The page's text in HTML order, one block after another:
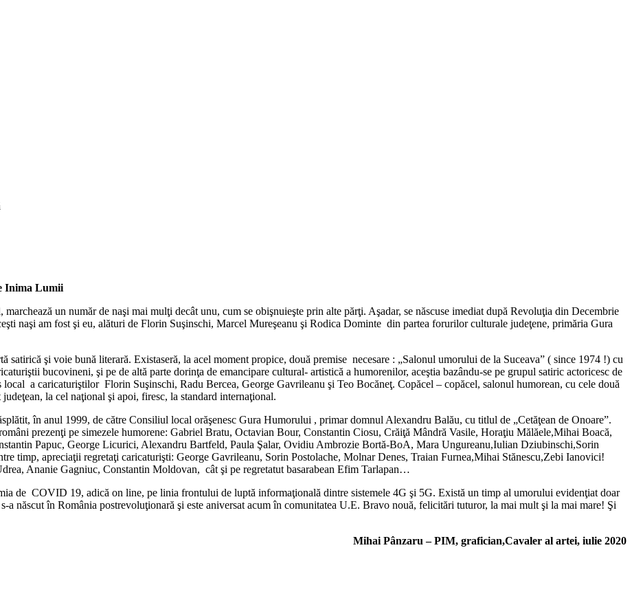
Inima Lumii
un număr de naşi mai mulţi decât unu, cum se obişnuieşte prin alte părţi. Aşadar, se născuse imediat după Revoluţia din Decembrie
naşi am fost şi eu, alături de Florin Suşinschi, Marcel Mureşeanu şi Rodica Dominte din partea forurilor culturale judeţene, primăria Gura
satirică şi voie bună literară. Existaseră, la acel moment propice, două premise necesare : „Salonul umorului de la Suceava” ( since 1974 !) cu
bucovineni, şi pe de altă parte dorinţa de emancipare cultural- artistică a humorenilor, aceştia bazându-se pe grupul satiric actoricesc de
a caricaturiştilor Florin Suşinschi, Radu Bercea, George Gavrileanu şi Teo Bocăneţ. Copăcel – copăcel, salonul humorean, cu cele două
la cel naţional şi apoi, firesc, la standard internaţional.
în anul 1999, de către Consiliul local orăşenesc Gura Humorului , primar domnul Alexandru Balău, cu titlul de „Cetăţean de Onoare”.
prezenţi pe simezele humorene: Gabriel Bratu, Octavian Bour, Constantin Ciosu, Crăiţă Mândră Vasile, Horaţiu Mălăele,Mihai Boacă,
Papuc, George Licurici, Alexandru Bartfeld, Paula Şalar, Ovidiu Ambrozie Bortă-BoA, Mara Ungureanu,Iulian Dziubinschi,Sorin
timp, apreciaţii regretaţi caricaturişti: George Gavrileanu, Sorin Postolache, Molnar Denes, Traian Furnea,Mihai Stănescu,Zebi Ianovici!
Ananie Gagniuc, Constantin Moldovan, cât şi pe regretatut basarabean Efim Tarlapan…
de COVID 19, adică on line, pe linia frontului de luptă informaţională dintre sistemele 4G şi 5G. Există un timp al umorului evidenţiat doar
născut în România postrevoluţionară şi este aniversat acum în comunitatea U.E. Bravo nouă, felicitări tuturor, la mai mult şi la mai mare! Şi
Mihai Pânzaru – PIM, grafician,Cavaler al artei, iulie 2020